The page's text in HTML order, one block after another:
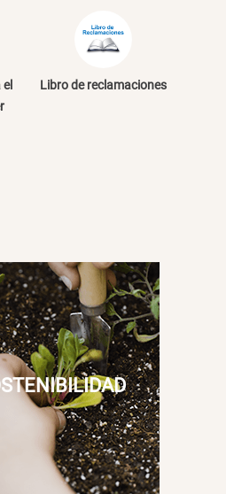
Libro de reclamaciones